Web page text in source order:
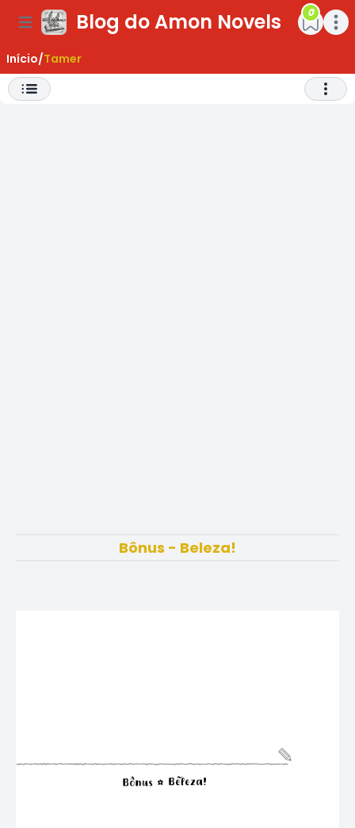
Open main menuBlog do Amon Novels Open
0
Início/Tamer
Abrir
Bônus - Beleza!
Menu